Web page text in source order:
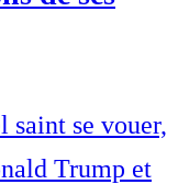
saint se vouer,
Trump et